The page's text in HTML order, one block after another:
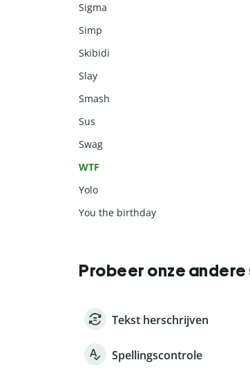
Sigma
Simp
Skibidi
Slay
Smash
Sus
Swag
WTF
Yolo
You the birthday
Probeer onze
Tekst herschrijven
Spellingscontrole